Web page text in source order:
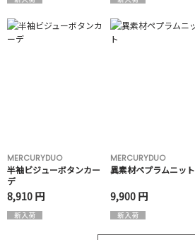
MERCURYDUO
半袖ビジューボタンカー
デ
8,910 円
MERCURYDUO
異素材ペプラムニット
9,900 円